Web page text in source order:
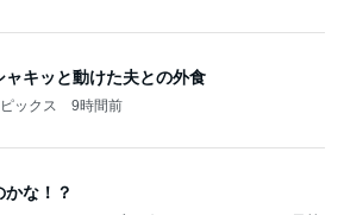
ャキッと動けた夫との外食
ックス 9時間前
な！？